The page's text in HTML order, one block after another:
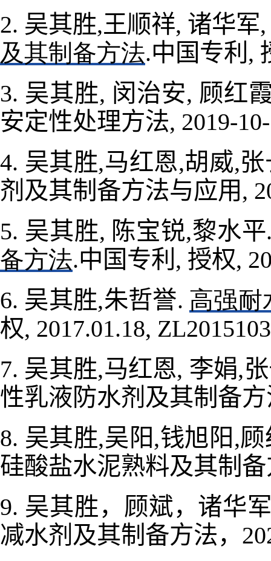
2. 吴其胜,王顺祥, 诸华军
及其制备方法.中国专利 ,
3. 吴其胜, 闵治安, 顾红
安定性处理方法, 2019-
4. 吴其胜,马红恩,胡威,
剂及其制备方法与应用 ,
5. 吴其胜, 陈宝锐,黎水平
备方法.中国专利 , 授权,
6. 吴其胜,朱哲誉. 高强耐
权, 2017.01.18,
7. 吴其胜,马红恩, 李娟,
性乳液防水剂及其制备
8. 吴其胜,吴阳,钱旭阳 ,
硅酸盐水泥熟料及其制
9. 吴其胜，顾斌，诸华
减水剂及其制备方法，